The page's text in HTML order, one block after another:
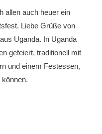
allen auch heuer ein
Liebe Grüße von
Uganda. In Uganda
gefeiert, traditionell mit
und einem Festessen,